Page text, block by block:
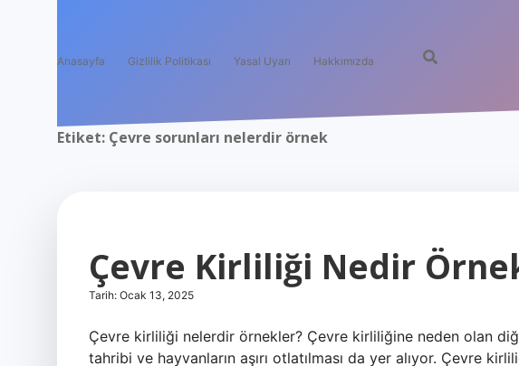
Anasayfa Gizlilik Politikası Yasal Uyarı Hakkımızda
Etiket: Çevre sorunları nelerdir örnek
Çevre Kirliliği Nedir
Tarih: Ocak 13, 2025
Çevre kirliliği nelerdir örnekler? Çevre kirliliğine neden olan
tahribi ve hayvanların aşırı otlatılması da yer alıyor. Çevre